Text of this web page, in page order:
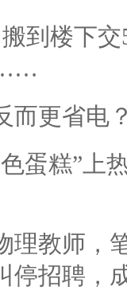
到楼下
……
而更省电
蛋糕”上
理教师，
停招聘，